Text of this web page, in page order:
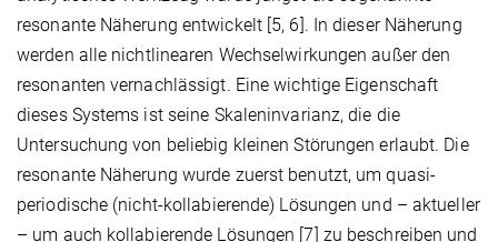
resonante Näherung entwickelt [5, 6]. In dieser Näherung
werden alle nichtlinearen Wechselwirkungen außer den
resonanten vernachlässigt. Eine wichtige Eigenschaft
dieses Systems ist seine Skaleninvarianz, die die
Untersuchung von beliebig kleinen Störungen erlaubt. Die
resonante Näherung wurde zuerst benutzt, um quasi-
periodische (nicht-kollabierende) Lösungen und – aktueller
– um auch kollabierende Lösungen [7] zu beschreiben und